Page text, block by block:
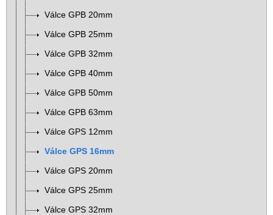
Válce GPB 20mm
Válce GPB 25mm
Válce GPB 32mm
Válce GPB 40mm
Válce GPB 50mm
Válce GPB 63mm
Válce GPS 12mm
Válce GPS 16mm
Válce GPS 20mm
Válce GPS 25mm
Válce GPS 32mm